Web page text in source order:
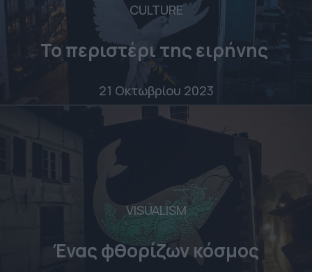
CULTURE
Το περιστέρι της ειρήνης
21 Οκτωβρίου 2023
VISUALISM
Ένας φθορίζων κόσμος